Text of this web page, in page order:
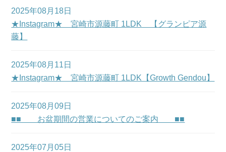
2025年08月18日
★Instagram★ 宮崎市源藤町 1LDK 【グランピア源
藤】
2025年08月11日
★Instagram★ 宮崎市源藤町 1LDK【Growth Gendou】
2025年08月09日
■■ お盆期間の営業についてのご案内 ■■
2025年07月05日